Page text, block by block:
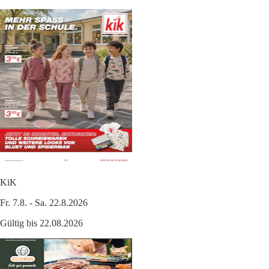
KiK
Fr. 7.8. - Sa. 22.8.2026
Gültig bis 22.08.2026